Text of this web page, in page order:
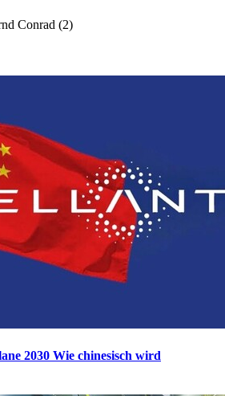
Conrad (2)
2030 Wie chinesisch wird